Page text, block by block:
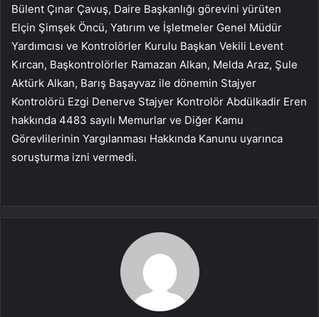
Bülent Çınar Çavuş, Daire Başkanlığı görevini yürüten
Elçin Şimşek Öncü, Yatırım ve İşletmeler Genel Müdür
Yardımcısı ve Kontrolörler Kurulu Başkan Vekili Levent
Kırcan, Başkontrolörler Ramazan Alkan, Melda Araz, Şule
Aktürk Alkan, Barış Başayvaz ile dönemin Stajyer
Kontrolörü Ezgi Denerve Stajyer Kontrolör Abdülkadir Eren
hakkında 4483 sayılı Memurlar ve Diğer Kamu
Görevlilerinin Yargılanması Hakkında Kanunu uyarınca
soruşturma izni vermedi.